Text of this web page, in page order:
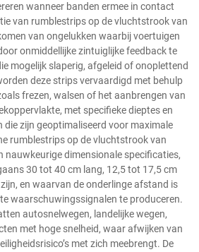
wanneer banden ermee in contact
van rumblestrips op de vluchtstrook van
van ongelukken waarbij voertuigen
onmiddellijke zintuiglijke feedback te
mogelijk slaperig, afgeleid of onoplettend
deze strips vervaardigd met behulp
frezen, walsen of het aanbrengen van
met specifieke dieptes en
zijn geoptimaliseerd voor maximale
rumblestrips op de vluchtstrook van
nauwkeurige dimensionale specificaties,
30 tot 40 cm lang, 12,5 tot 17,5 cm
en waarvan de onderlinge afstand is
waarschuwingssignalen te produceren.
autosnelwegen, landelijke wegen,
met hoge snelheid, waar afwijken van
met zich meebrengt. De